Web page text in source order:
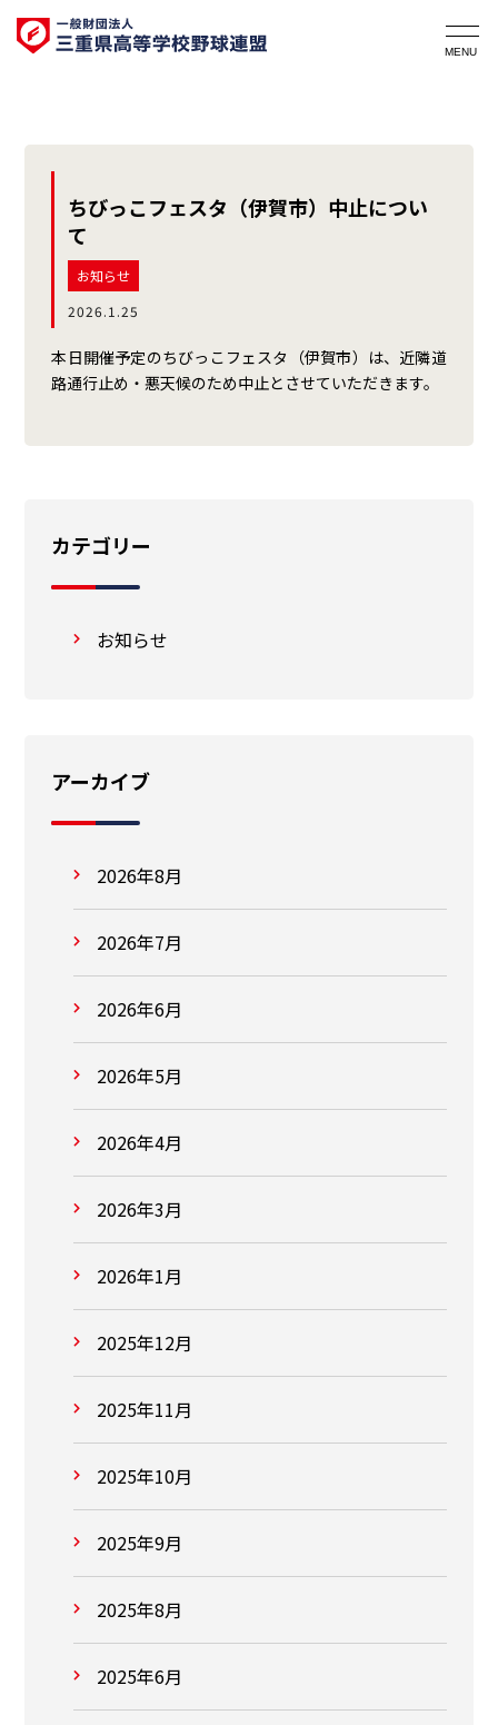
ちびっこフェスタ（伊賀市）中止につい
て
お知らせ
2026.1.25
本日開催予定のちびっこフェスタ（伊賀市）は、近隣道
路通行止め・悪天候のため中止とさせていただきます。
カテゴリー
お知らせ
アーカイブ
2026年8月
2026年7月
2026年6月
2026年5月
2026年4月
2026年3月
2026年1月
2025年12月
2025年11月
2025年10月
2025年9月
2025年8月
2025年6月